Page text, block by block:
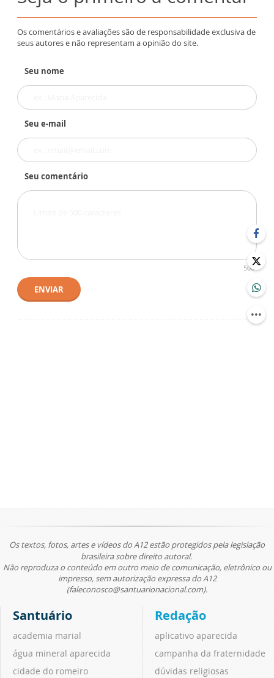
Os comentários e avaliações são de responsabilidade exclusiva de
seus autores e não representam a opinião do site.
Seu nome
Seu e-mail
Seu comentário
500
ENVIAR
Os textos, fotos, artes e vídeos do A12 estão protegidos pela legislação
brasileira sobre direito autoral.
Não reproduza o conteúdo em outro meio de comunicação, eletrônico ou
impresso, sem autorização expressa do A12
(faleconosco@santuarionacional.com).
Santuário
academia marial
água mineral aparecida
cidade do romeiro
Redação
aplicativo aparecida
campanha da fraternidade
dúvidas religiosas